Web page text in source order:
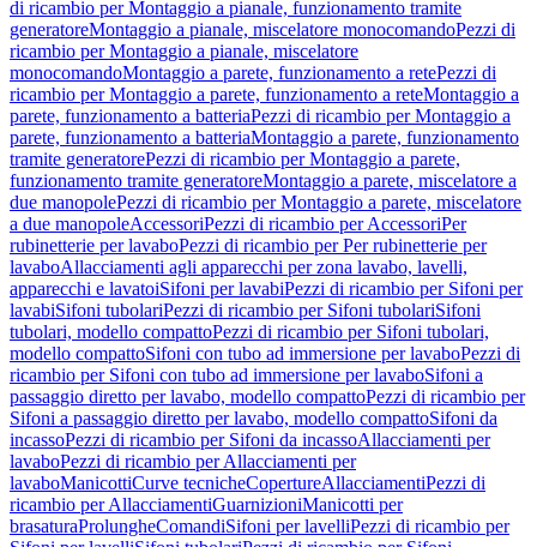
di ricambio per Montaggio a pianale, funzionamento tramite
generatoreMontaggio a pianale, miscelatore monocomandoPezzi di
ricambio per Montaggio a pianale, miscelatore
monocomandoMontaggio a parete, funzionamento a retePezzi di
ricambio per Montaggio a parete, funzionamento a reteMontaggio a
parete, funzionamento a batteriaPezzi di ricambio per Montaggio a
parete, funzionamento a batteriaMontaggio a parete, funzionamento
tramite generatorePezzi di ricambio per Montaggio a parete,
funzionamento tramite generatoreMontaggio a parete, miscelatore a
due manopolePezzi di ricambio per Montaggio a parete, miscelatore
a due manopoleAccessoriPezzi di ricambio per AccessoriPer
rubinetterie per lavaboPezzi di ricambio per Per rubinetterie per
lavaboAllacciamenti agli apparecchi per zona lavabo, lavelli,
apparecchi e lavatoiSifoni per lavabiPezzi di ricambio per Sifoni per
lavabiSifoni tubolariPezzi di ricambio per Sifoni tubolariSifoni
tubolari, modello compattoPezzi di ricambio per Sifoni tubolari,
modello compattoSifoni con tubo ad immersione per lavaboPezzi di
ricambio per Sifoni con tubo ad immersione per lavaboSifoni a
passaggio diretto per lavabo, modello compattoPezzi di ricambio per
Sifoni a passaggio diretto per lavabo, modello compattoSifoni da
incassoPezzi di ricambio per Sifoni da incassoAllacciamenti per
lavaboPezzi di ricambio per Allacciamenti per
lavaboManicottiCurve tecnicheCopertureAllacciamentiPezzi di
ricambio per AllacciamentiGuarnizioniManicotti per
brasaturaProlungheComandiSifoni per lavelliPezzi di ricambio per